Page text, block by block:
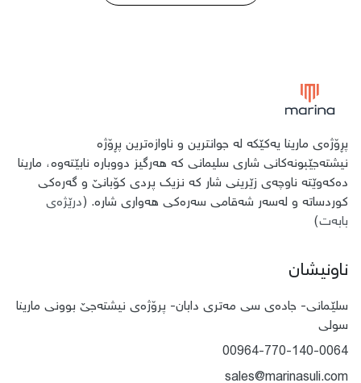
پڕۆژەی مارینا یەكێكە لە جوانترین و ناوازەترین پڕۆژە
نیشتەجێبونەكانی شاری سلیمانی كە ھەرگیز دووبارە نابێتەوە، مارینا
دەكەوێتە ناوچەی زێرینی شار كە نزیك پردی كۆبانێ و گەرەكی
كوردساتە و لەسەر شەقامی سەرەكی ھەواری شارە. (درێژەی
بابەت)
ناونیشان
سلێمانی- جادەی سی مەتری دابان- پرۆژەی نیشتەجێ بوونی مارینا
سولی
00964-770-140-0064
sales@marinasuli.com